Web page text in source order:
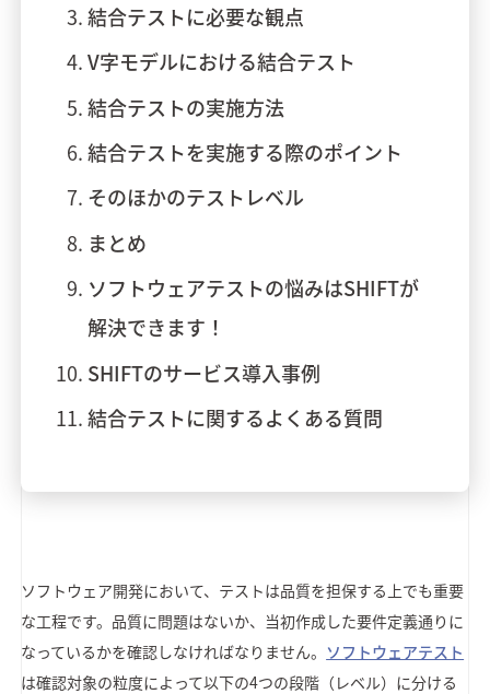
結合テストに必要な観点
V字モデルにおける結合テスト
結合テストの実施方法
結合テストを実施する際のポイント
そのほかのテストレベル
まとめ
ソフトウェアテストの悩みはSHIFTが
解決できます！
SHIFTのサービス導入事例
結合テストに関するよくある質問
ソフトウェア開発において、テストは品質を担保する上でも重要
な工程です。品質に問題はないか、当初作成した要件定義通りに
なっているかを確認しなければなりません。 ソフトウェアテスト
は確認対象の粒度によって以下の4つの段階（レベル）に分ける